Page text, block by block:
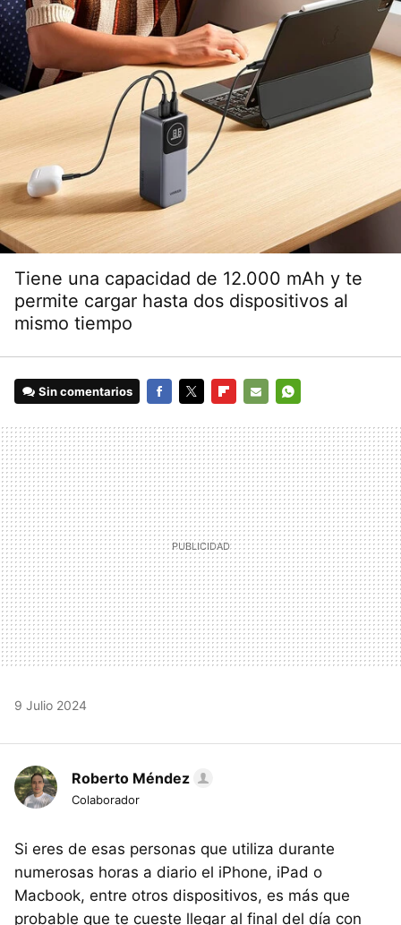
Tiene una capacidad de 12.000 mAh y te
permite cargar hasta dos dispositivos al
mismo tiempo
Sin comentarios
MAIL
9 Julio 2024
Roberto Méndez
Colaborador
Si eres de esas personas que utiliza durante
numerosas horas a diario el iPhone, iPad o
Macbook, entre otros dispositivos, es más que
probable que te cueste llegar al final del día con